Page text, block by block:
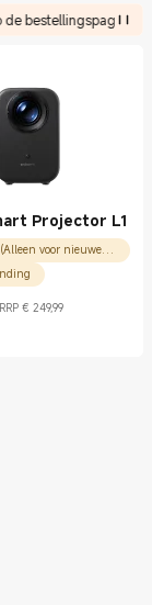
bestellingspagina).
Projector L1
€ 5 korting (Alleen voor nieuwe gebruikers)
199.00
RRP € 249,99